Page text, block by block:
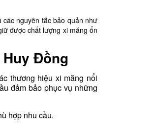
nguyên tắc bảo quản như
được chất lượng xi măng ổn
Đồng
thương hiệu xi măng nổi
đảm bảo phục vụ những
hợp nhu cầu.